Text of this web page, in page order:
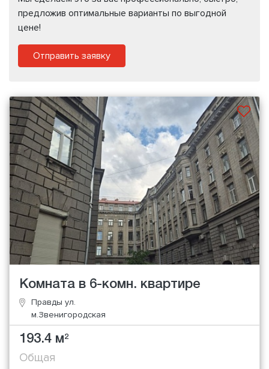
предложив оптимальные варианты по выгодной
цене!
Отправить заявку
Комната в 6-комн. квартире
Правды ул.
м.Звенигородская
193.4 м2
Общая